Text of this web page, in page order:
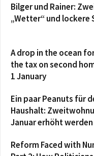
Bilger und Rainer:
„Wetter“ und lockere
A drop in the ocean
the tax on second
1 January
Ein paar Peanuts für
Haushalt:
Januar erhöht werden
Reform Faced with